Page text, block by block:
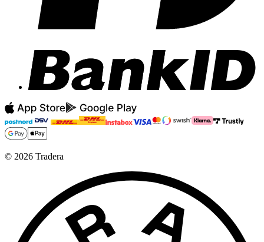
© 2026 Tradera